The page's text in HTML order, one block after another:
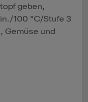
geben,
100 °C/Stufe 3
Gemüse und